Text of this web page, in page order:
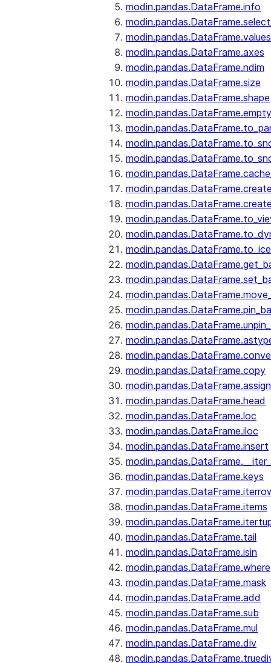
modin.pandas.DataFrame.info
modin.pandas.DataFrame.values
modin.pandas.DataFrame.axes
modin.pandas.DataFrame.ndim
modin.pandas.DataFrame.size
modin.pandas.DataFrame.shape
modin.pandas.DataFrame.empty
modin.pandas.DataFrame.copy
modin.pandas.DataFrame.assign
modin.pandas.DataFrame.head
modin.pandas.DataFrame.loc
modin.pandas.DataFrame.iloc
modin.pandas.DataFrame.insert
modin.pandas.DataFrame.keys
modin.pandas.DataFrame.items
modin.pandas.DataFrame.tail
modin.pandas.DataFrame.isin
modin.pandas.DataFrame.where
modin.pandas.DataFrame.mask
modin.pandas.DataFrame.add
modin.pandas.DataFrame.sub
modin.pandas.DataFrame.mul
modin.pandas.DataFrame.div